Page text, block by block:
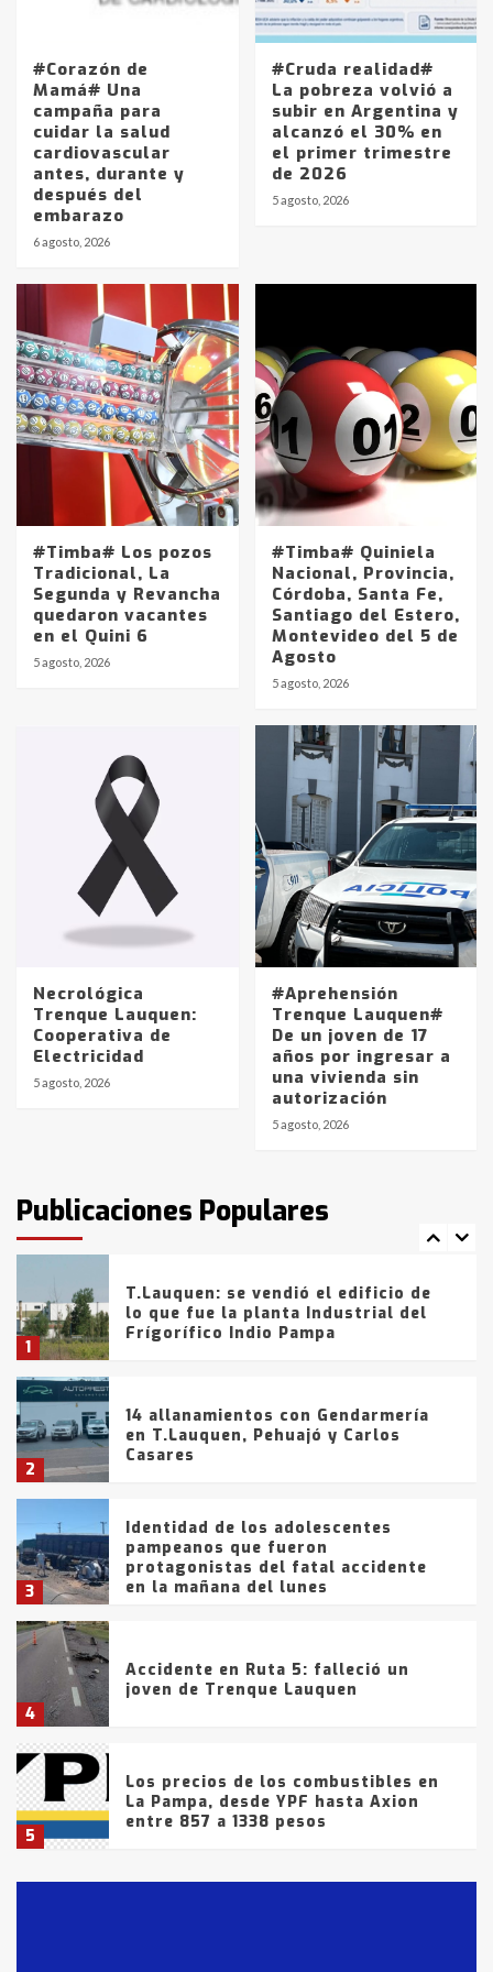
#Corazón de
Mamá# Una
campaña para
cuidar la salud
cardiovascular
antes, durante y
después del
embarazo
6 agosto, 2026
#Cruda realidad#
La pobreza volvió a
subir en Argentina y
alcanzó el 30% en
el primer trimestre
de 2026
5 agosto, 2026
#Timba# Los pozos
Tradicional, La
Segunda y Revancha
quedaron vacantes
en el Quini 6
5 agosto, 2026
#Timba# Quiniela
Nacional, Provincia,
Córdoba, Santa Fe,
Santiago del Estero,
Montevideo del 5 de
Agosto
5 agosto, 2026
Necrológica
Trenque Lauquen:
Cooperativa de
Electricidad
5 agosto, 2026
#Aprehensión
Trenque Lauquen#
De un joven de 17
años por ingresar a
una vivienda sin
autorización
5 agosto, 2026
Publicaciones Populares
Identidad de los adolescentes
pampeanos que fueron
en la mañana del lunes
Accidente en Ruta 5: falleció un
joven de Trenque Lauquen
Los precios de los combustibles en
La Pampa, desde YPF hasta Axion
entre 857 a 1338 pesos
La Bolsa de Cereales de Bahía
Blanca anticipa que Agosto vendrá
con lluvias y heladas, en gran parte
fueron detenidos por
comercialización de drogas en la
tarde del sábado
1
T.Lauquen: se vendió el edificio de
lo que fue la planta Industrial del
Frígorífico Indio Pampa
2
14 allanamientos con Gendarmería
en T.Lauquen, Pehuajó y Carlos
Casares
3
Identidad de los adolescentes
pampeanos que fueron
protagonistas del fatal accidente
en la mañana del lunes
4
Accidente en Ruta 5: falleció un
joven de Trenque Lauquen
5
Los precios de los combustibles en
La Pampa, desde YPF hasta Axion
entre 857 a 1338 pesos